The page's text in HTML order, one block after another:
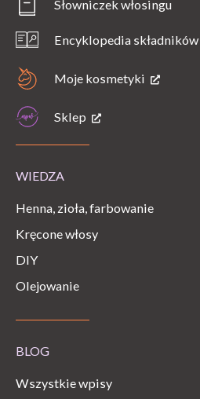
Słowniczek włosingu
Encyklopedia składników
Moje kosmetyki
Sklep
WIEDZA
Henna, zioła, farbowanie
Kręcone włosy
DIY
Olejowanie
BLOG
Wszystkie wpisy